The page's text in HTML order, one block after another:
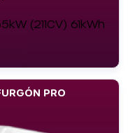
PRO